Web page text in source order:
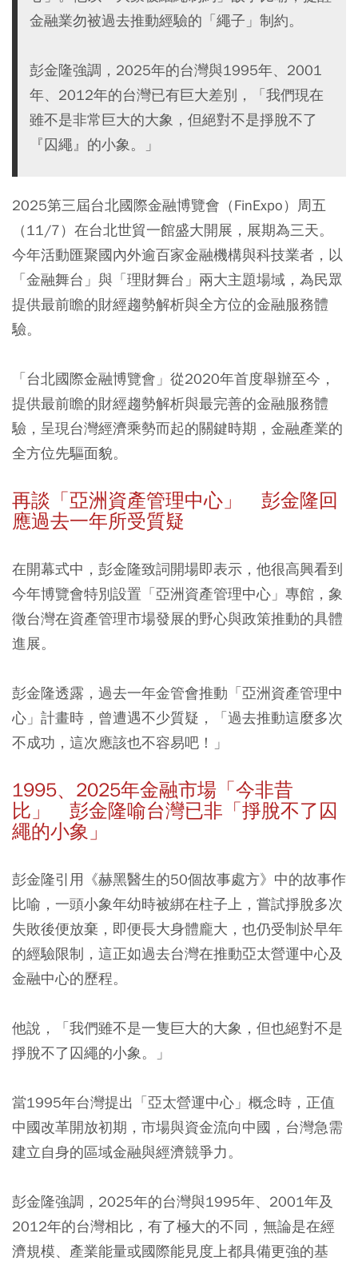
金融業勿被過去推動經驗的「繩子」制約。
彭金隆強調，2025年的台灣與1995年、2001
年、2012年的台灣已有巨大差別，「我們現在
雖不是非常巨大的大象，但絕對不是掙脫不了
『囚繩』的小象。」
2025第三屆台北國際金融博覽會（FinExpo）周五
（11/7）在台北世貿一館盛大開展，展期為三天。
今年活動匯聚國內外逾百家金融機構與科技業者，以
「金融舞台」與「理財舞台」兩大主題場域，為民眾
提供最前瞻的財經趨勢解析與全方位的金融服務體
驗。
「台北國際金融博覽會」從2020年首度舉辦至今，
提供最前瞻的財經趨勢解析與最完善的金融服務體
驗，呈現台灣經濟乘勢而起的關鍵時期，金融產業的
全方位先驅面貌。
再談「亞洲資產管理中心」 彭金隆回
應過去一年所受質疑
在開幕式中，彭金隆致詞開場即表示，他很高興看到
今年博覽會特別設置「亞洲資產管理中心」專館，象
徵台灣在資產管理市場發展的野心與政策推動的具體
進展。
彭金隆透露，過去一年金管會推動「亞洲資產管理中
心」計畫時，曾遭遇不少質疑，「過去推動這麼多次
不成功，這次應該也不容易吧！」
1995、2025年金融市場「今非昔
比」 彭金隆喻台灣已非「掙脫不了囚
繩的小象」
彭金隆引用《赫黑醫生的50個故事處方》中的故事作
比喻，一頭小象年幼時被綁在柱子上，嘗試掙脫多次
失敗後便放棄，即便長大身體龐大，也仍受制於早年
的經驗限制，這正如過去台灣在推動亞太營運中心及
金融中心的歷程。
他說，「我們雖不是一隻巨大的大象，但也絕對不是
掙脫不了囚繩的小象。」
當1995年台灣提出「亞太營運中心」概念時，正值
中國改革開放初期，市場與資金流向中國，台灣急需
建立自身的區域金融與經濟競爭力。
彭金隆強調，2025年的台灣與1995年、2001年及
2012年的台灣相比，有了極大的不同，無論是在經
濟規模、產業能量或國際能見度上都具備更強的基